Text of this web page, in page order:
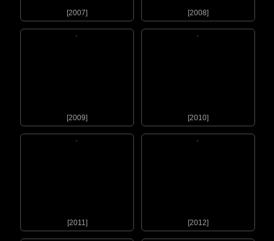
[2007] [2008]
[2009] [2010]
[2011] [2012]